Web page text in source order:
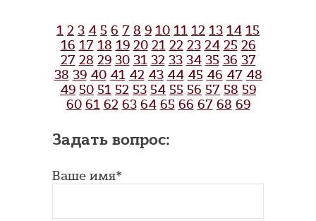
1 2 3 4 5 6 7 8 9 10 11 12 13 14 15
16 17 18 19 20 21 22 23 24 25 26
27 28 29 30 31 32 33 34 35 36 37
38 39 40 41 42 43 44 45 46 47 48
49 50 51 52 53 54 55 56 57 58 59
60 61 62 63 64 65 66 67 68 69
Задать вопрос:
Ваше имя*